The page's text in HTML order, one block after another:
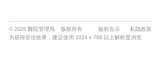
© 2026 醫院管理局 版权所有 版权告示 私隐政策
为获得至佳效果，建议使用 1024 x 768 以上解析度浏览